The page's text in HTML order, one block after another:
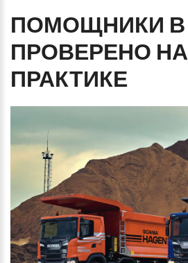
ПОМОЩНИКИ В
ПРОВЕРЕНО НА
ПРАКТИКЕ